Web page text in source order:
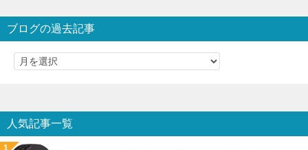
ブログの過去記事
人気記事一覧